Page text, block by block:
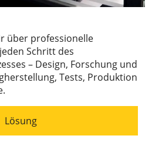
über professionelle
Schritt des
– Design, Forschung und
Tests, Produktion
Lösung